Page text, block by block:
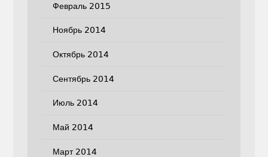
Февраль 2015
Ноябрь 2014
Октябрь 2014
Сентябрь 2014
Июль 2014
Май 2014
Март 2014